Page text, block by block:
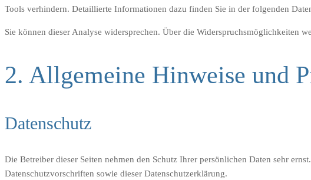
Tools verhindern. Detaillierte Informationen dazu finden Sie in der folgenden
Sie können dieser Analyse widersprechen. Über die Widerspruchsmöglichkeiten
2. Allgemeine Hinweise und
Datenschutz
Die Betreiber dieser Seiten nehmen den Schutz Ihrer persönlichen Daten sehr
Datenschutzvorschriften sowie dieser Datenschutzerklärung.